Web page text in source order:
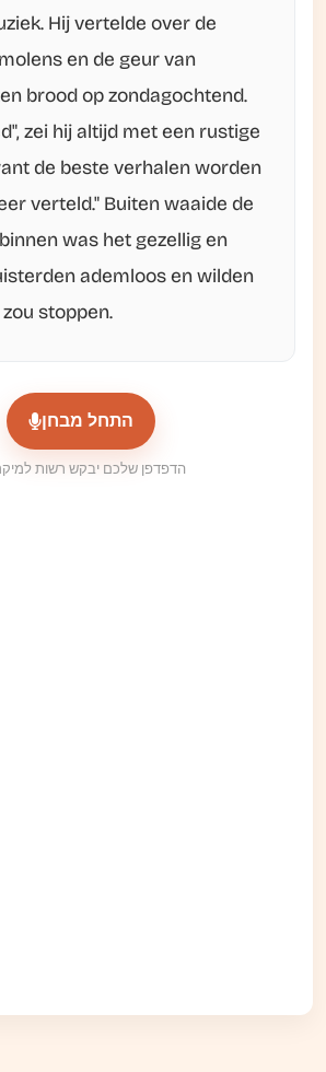
Hij vertelde over de
en de geur van
brood op zondagochtend.
zei hij altijd met een rustige
de beste verhalen worden
verteld." Buiten waaide de
was het gezellig en
ademloos en wilden
stoppen.
התחל מבחן
הדפדפן שלכם יבקש רשות